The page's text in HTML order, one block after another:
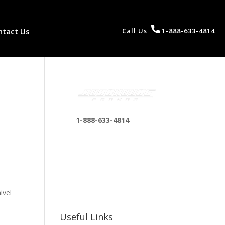
Us Call Us 1-888-633-4814
1-888-633-4814
Useful Links